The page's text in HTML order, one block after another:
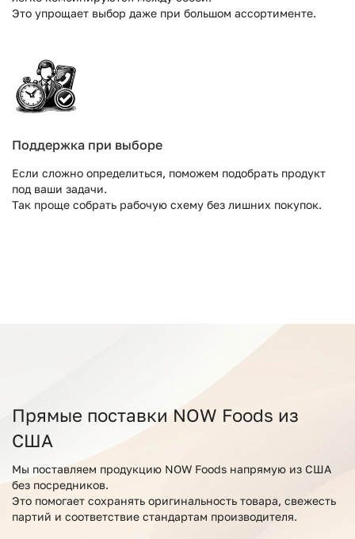
Это упрощает выбор даже при большом ассортименте.
Поддержка при выборе
Если сложно определиться, поможем подобрать продукт
под ваши задачи.
Так проще собрать рабочую схему без лишних покупок.
Прямые поставки NOW Foods из
США
Мы поставляем продукцию NOW Foods напрямую из США
без посредников.
Это помогает сохранять оригинальность товара, свежесть
партий и соответствие стандартам производителя.